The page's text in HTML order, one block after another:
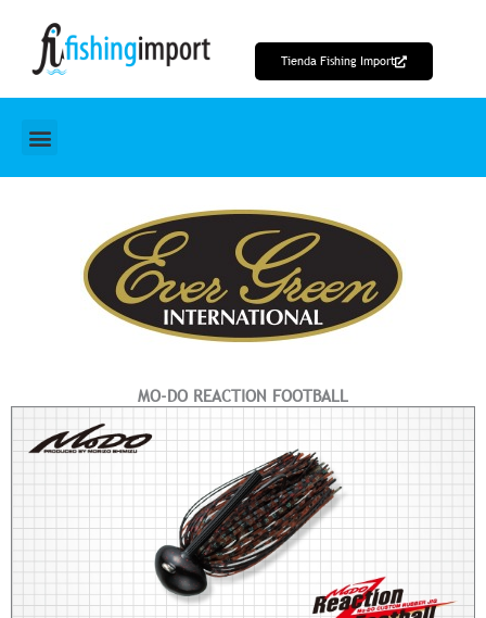
contenido
Tienda Fishing Import
MO-DO REACTION FOOTBALL